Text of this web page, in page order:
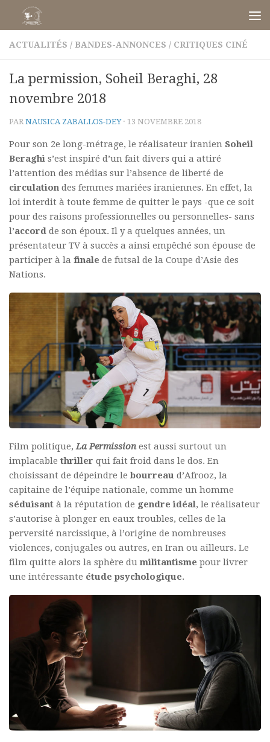
Skip to content
ACTUALITÉS / BANDES-ANNONCES / CRITIQUES CINÉ
La permission, Soheil Beraghi, 28
novembre 2018
PAR NAUSICA ZABALLOS-DEY · 13 NOVEMBRE 2018
Pour son 2e long-métrage, le réalisateur iranien Soheil
Beraghi s’est inspiré d’un fait divers qui a attiré
l’attention des médias sur l’absence de liberté de
circulation des femmes mariées iraniennes. En effet, la
loi interdit à toute femme de quitter le pays -que ce soit
pour des raisons professionnelles ou personnelles- sans
l’accord de son époux. Il y a quelques années, un
présentateur TV à succès a ainsi empêché son épouse de
participer à la finale de futsal de la Coupe d’Asie des
Nations.
Film politique, La Permission est aussi surtout un
implacable thriller qui fait froid dans le dos. En
choisissant de dépeindre lebourreau d’Afrooz, la
capitaine de l’équipe nationale, comme un homme
séduisant à la réputation de gendre idéal, le réalisateur
s’autorise à plonger en eaux troubles, celles de la
perversité narcissique, à l’origine de nombreuses
violences, conjugales ou autres, en Iran ou ailleurs. Le
film quitte alors la sphère dumilitantisme pour livrer
une intéressante étude psychologique.